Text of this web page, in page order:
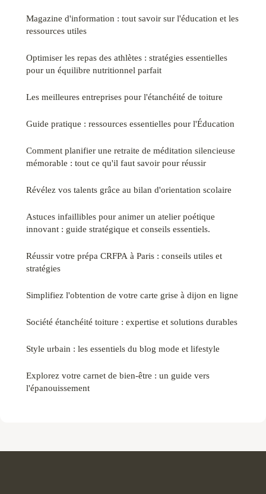
Magazine d'information : tout savoir sur l'éducation et les
ressources utiles
Optimiser les repas des athlètes : stratégies essentielles
pour un équilibre nutritionnel parfait
Les meilleures entreprises pour l'étanchéité de toiture
Guide pratique : ressources essentielles pour l'Éducation
Comment planifier une retraite de méditation silencieuse
mémorable : tout ce qu'il faut savoir pour réussir
Révélez vos talents grâce au bilan d'orientation scolaire
Astuces infaillibles pour animer un atelier poétique
innovant : guide stratégique et conseils essentiels.
Réussir votre prépa CRFPA à Paris : conseils utiles et
stratégies
Simplifiez l'obtention de votre carte grise à dijon en ligne
Société étanchéité toiture : expertise et solutions durables
Style urbain : les essentiels du blog mode et lifestyle
Explorez votre carnet de bien-être : un guide vers
l'épanouissement